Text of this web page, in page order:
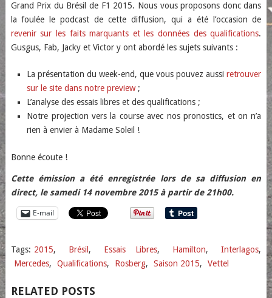
Grand Prix du Brésil de F1 2015. Nous vous proposons donc dans
la foulée le podcast de cette diffusion, qui a été l’occasion de
revenir sur les faits marquants et les données des qualifications.
Gusgus, Fab, Jacky et Victor y ont abordé les sujets suivants :
La présentation du week-end, que vous pouvez aussiretrouver
sur le site dans notre preview;
L’analyse des essais libres et des qualifications ;
Notre projection vers la course avec nos pronostics, et on n’a
rien à envier à Madame Soleil !
Bonne écoute !
Cette émission a été enregistrée lors de sa diffusion en
direct, le samedi 14 novembre 2015 à partir de 21h00.
E-mail
Tags: 2015, Brésil , Essais Libres, Hamilton, Interlagos,
Mercedes, Qualifications, Rosberg, Saison 2015, Vettel
RELATED POSTS